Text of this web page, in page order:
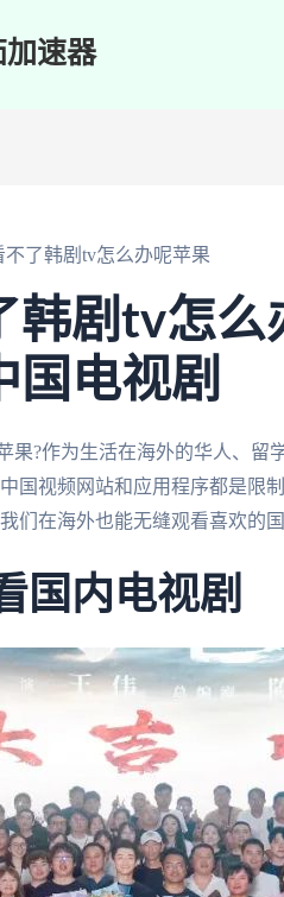
加速器
不了韩剧tv怎么办呢苹果
韩剧tv怎么
国电视剧
果?作为生活在海外的华人、
国视频网站和应用程序都是限
们在海外也能无缝观看喜欢的国
国内电视剧